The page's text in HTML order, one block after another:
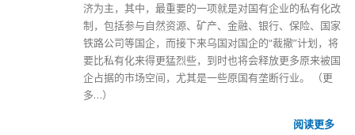
济为主，其中，最重要的一项就是对国有企业的私有化改
制，包括参与自然资源、矿产、金融、银行、保险、国家
铁路公司等国企，而接下来乌国对国企的“裁撤”计划，将
要比私有化来得更猛烈些，到时也将会释放更多原来被国
企占据的市场空间，尤其是一些原国有垄断行业。
（更
多…）
阅读更多